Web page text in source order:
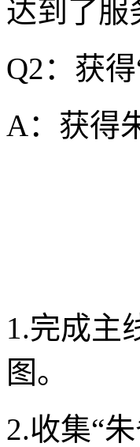
达到了服
Q2：获
A：获得
1.完成主
图。
2.收集“